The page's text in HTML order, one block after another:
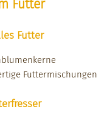
Futter
Futter
Fut­ter­mis­chun­gen